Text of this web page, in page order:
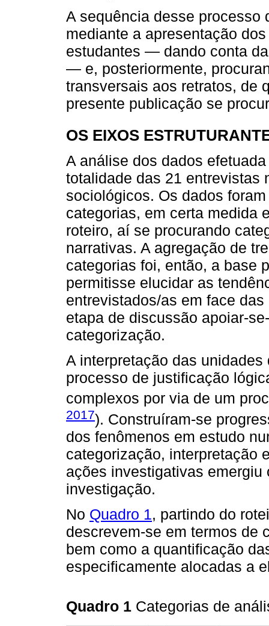
A sequência desse processo
mediante a apresentação
estudantes — dando conta
— e, posteriormente,
transversais aos retratos, de
presente publicação se
OS EIXOS
A análise dos dados
totalidade das 21 entrevistas
sociológicos. Os dados
categorias, em certa medida
roteiro, aí se procurando
narrativas. A agregação de
categorias foi, então, a base
permitisse elucidar as
entrevistados/as em face
etapa de discussão apoiar-
categorização.
A interpretação das
processo de justificação
complexos por via de um
2017). Construíram-se
dos fenômenos em estudo
categorização, interpretação
ações investigativas
investigação.
No Quadro 1, partindo do
descrevem-se em termos de
bem como a quantificação
especificamente alocadas a
Quadro 1 Categorias de